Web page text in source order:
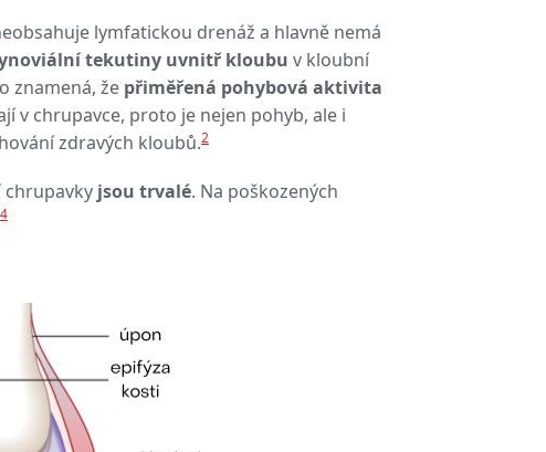
lymfatickou drenáž a hlavně nemá
tekutiny uvnitř kloubu v kloubní
znamená, že přiměřená pohybová aktivita
v chrupavce, proto je nejen pohyb, ale i
zdravých kloubů.2
chrupavky jsou trvalé. Na poškozených
4